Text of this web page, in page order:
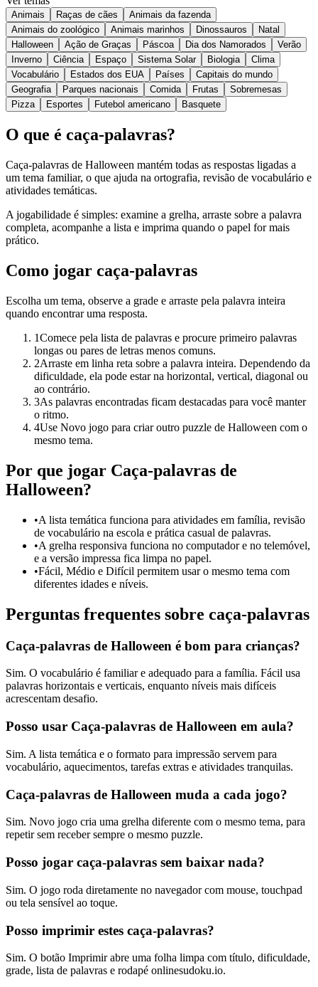
Animais Raças de cães
Animais da fazenda
Animais do zoológico
Animais marinhos Dinossauros
Natal
Halloween
Ação de Graças Páscoa Dia dos Namorados
Verão
Inverno
Ciência Espaço Sistema Solar Biologia
Clima
Vocabulário
Estados dos EUA Países
Capitais do mundo
Geografia
Parques nacionais Comida Frutas
Sobremesas
Pizza
Esportes Futebol americano Basquete
O que é caça-palavras?
Caça-palavras de Halloween mantém todas as respostas ligadas a
um tema familiar, o que ajuda na ortografia, revisão de vocabulário e
atividades temáticas.
A jogabilidade é simples: examine a grelha, arraste sobre a palavra
completa, acompanhe a lista e imprima quando o papel for mais
prático.
Como jogar caça-palavras
Escolha um tema, observe a grade e arraste pela palavra inteira
quando encontrar uma resposta.
1Comece pela lista de palavras e procure primeiro palavras
longas ou pares de letras menos comuns.
2Arraste em linha reta sobre a palavra inteira. Dependendo da
dificuldade, ela pode estar na horizontal, vertical, diagonal ou
ao contrário.
3As palavras encontradas ficam destacadas para você manter
o ritmo.
4Use Novo jogo para criar outro puzzle de Halloween com o
mesmo tema.
Por que jogar Caça-palavras de
Halloween?
•A lista temática funciona para atividades em família, revisão
de vocabulário na escola e prática casual de palavras.
•A grelha responsiva funciona no computador e no telemóvel,
e a versão impressa fica limpa no papel.
•Fácil, Médio e Difícil permitem usar o mesmo tema com
diferentes idades e níveis.
Perguntas frequentes sobre caça-palavras
Caça-palavras de Halloween é bom para crianças?
Sim. O vocabulário é familiar e adequado para a família. Fácil usa
palavras horizontais e verticais, enquanto níveis mais difíceis
acrescentam desafio.
Posso usar Caça-palavras de Halloween em aula?
Sim. A lista temática e o formato para impressão servem para
vocabulário, aquecimentos, tarefas extras e atividades tranquilas.
Caça-palavras de Halloween muda a cada jogo?
Sim. Novo jogo cria uma grelha diferente com o mesmo tema, para
repetir sem receber sempre o mesmo puzzle.
Posso jogar caça-palavras sem baixar nada?
Sim. O jogo roda diretamente no navegador com mouse, touchpad
ou tela sensível ao toque.
Posso imprimir estes caça-palavras?
Sim. O botão Imprimir abre uma folha limpa com título, dificuldade,
grade, lista de palavras e rodapé onlinesudoku.io.